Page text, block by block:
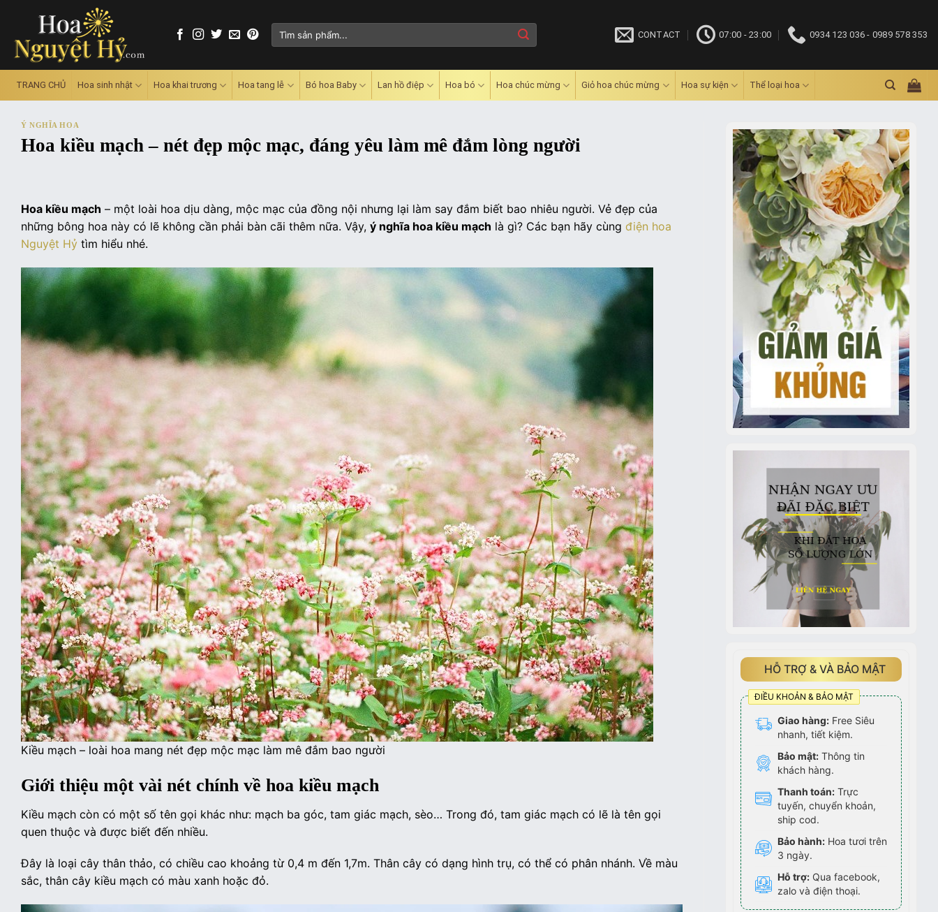
content
Tìm
CONTACT 07:00 - 23:00 0934 123 036 - 0989 578 353
TRANG CHỦ Hoa sinh nhật Hoa khai trương Hoa tang lễ Bó hoa Baby Lan hồ điệp Hoa bó Hoa chúc mừng Giỏ hoa chúc mừng Hoa sự kiện Thể loại hoa
Ý NGHĨA HOA
Hoa kiều mạch – nét đẹp mộc mạc, đáng yêu làm mê đắm lòng người
Hoa kiều mạch – một loài hoa dịu dàng, mộc mạc của đồng nội nhưng lại làm say đắm biết bao nhiêu người. Vẻ đẹp của
những bông hoa này có lẽ không cần phải bàn cãi thêm nữa. Vậy, ý nghĩa hoa kiều mạch là gì? Các bạn hãy cùng điện hoa
Nguyệt Hỷ tìm hiểu nhé.
Kiều mạch – loài hoa mang nét đẹp mộc mạc làm mê đắm bao người
Giới thiệu một vài nét chính về hoa kiều mạch
Kiều mạch còn có một số tên gọi khác như: mạch ba góc, tam giác mạch, sèo… Trong đó, tam giác mạch có lẽ là tên gọi
quen thuộc và được biết đến nhiều.
Đây là loại cây thân thảo, có chiều cao khoảng từ 0,4 m đến 1,7m. Thân cây có dạng hình trụ, có thể có phân nhánh. Về màu
sắc, thân cây kiều mạch có màu xanh hoặc đỏ.
HỖ TRỢ & VÀ BẢO MẬT
ĐIỀU KHOẢN & BẢO MẬT
Giao hàng: Free Siêu
nhanh, tiết kiệm.
Bảo mật: Thông tin
khách hàng.
Thanh toán: Trực
tuyến, chuyển khoản,
ship cod.
Bảo hành: Hoa tươi trên
3 ngày.
Hỗ trợ: Qua facebook,
zalo và điện thoại.